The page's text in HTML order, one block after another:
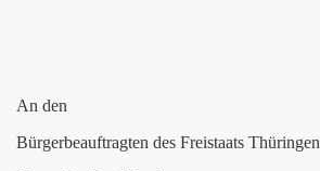
An den
Bürgerbeauftragten des Freistaats Thüringen